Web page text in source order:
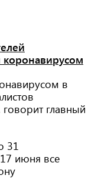
коронавирусом
в
главный
31
июня все